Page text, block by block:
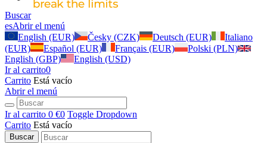
Buscar
esAbrir el menú
English (EUR)
Česky (CZK) Deutsch (EUR)
Italiano
(EUR)
Español (EUR) Français (EUR)
Polski (PLN)
English (GBP)
English (USD)
Ir al carrito0
Carrito Está vacío
Abrir el menú
Ir al carrito 0 €0 Toggle Dropdown
Carrito Está vacío
Buscar